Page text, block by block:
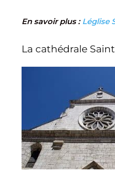
En savoir plus : Léglise
La cathédrale